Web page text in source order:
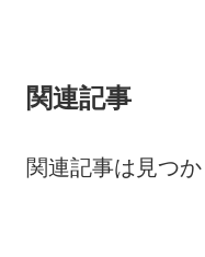
関連記事
関連記事は見つか